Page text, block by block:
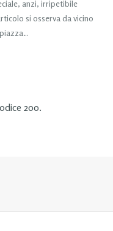
anzi, irripetibile
si osserva da vicino
200.